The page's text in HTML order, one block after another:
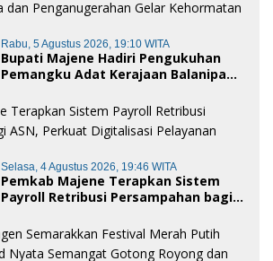
Rabu, 5 Agustus 2026, 19:10 WITA
Bupati Majene Hadiri Pengukuhan
Pemangku Adat Kerajaan Balanipa
Kehormatan Adat
Selasa, 4 Agustus 2026, 19:46 WITA
Pemkab Majene Terapkan Sistem
Payroll Retribusi Persampahan bagi
Publik